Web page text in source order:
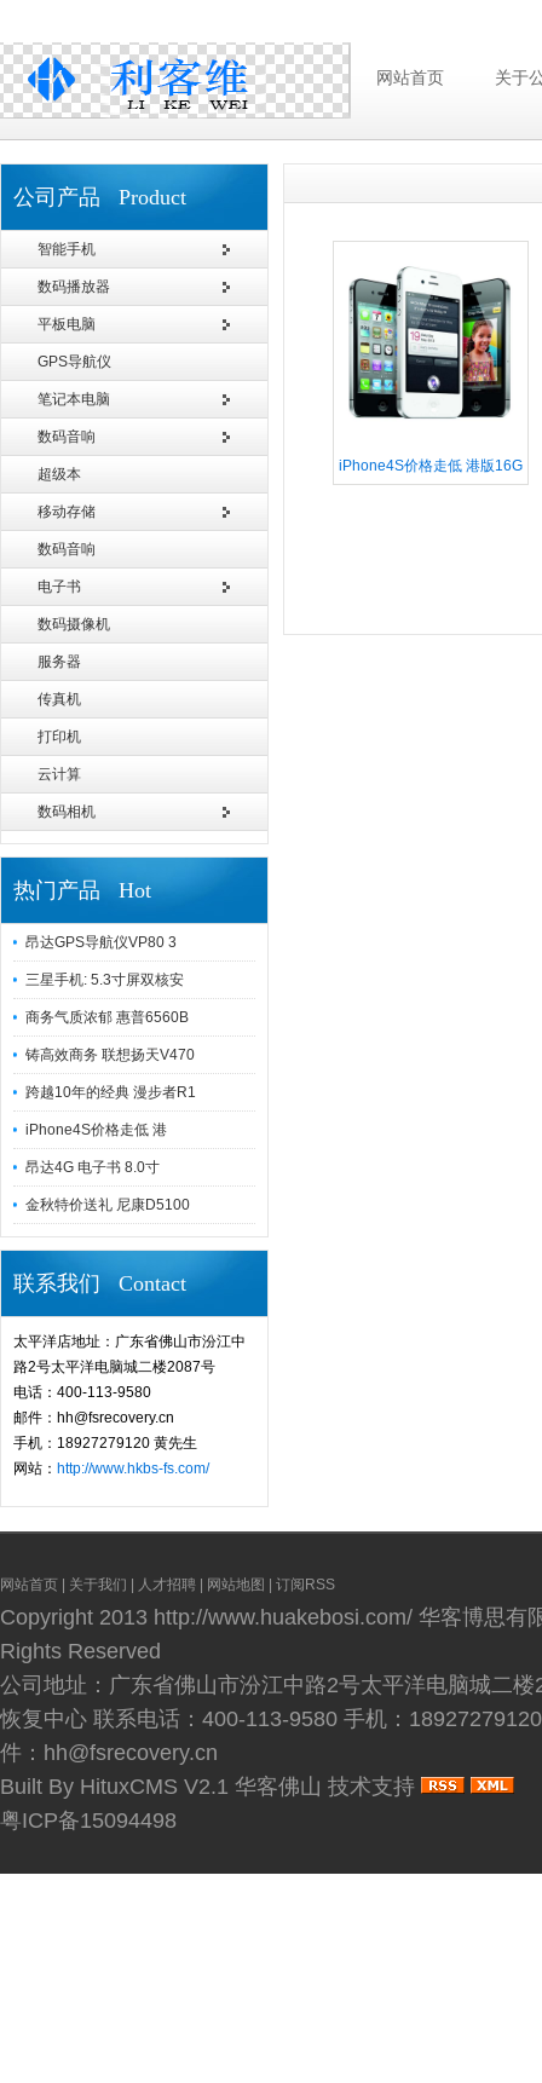
网站首页 关于
公司产品 Product
智能手机
数码播放器
平板电脑
GPS导航仪
笔记本电脑
数码音响
超级本
移动存储
数码音响
电子书
数码摄像机
服务器
传真机
打印机
云计算
数码相机
热门产品 Hot
昂达GPS导航仪VP80 3
三星手机: 5.3寸屏双核安
商务气质浓郁 惠普6560B
铸高效商务 联想扬天V470
跨越10年的经典 漫步者R1
iPhone4S价格走低 港
昂达4G 电子书 8.0寸
金秋特价送礼 尼康D5100
联系我们 Contact
太平洋店地址：广东省佛山市汾江中
路2号太平洋电脑城二楼2087号
电话：400-113-9580
邮件：hh@fsrecovery.cn
手机：18927279120 黄先生
网站： http://www.hkbs-fs.com/
iPhone4S价格走低 港版16G
网站首页 关于我们 人才招聘 网站地图 订阅RSS
Copyright 2013 http://www.huakebosi.com/ 华客博思有
Rights Reserved
公司地址：广东省佛山市汾江中路2号太平洋电脑城二
恢复中心 联系电话：400-113-9580 手机：
件：hh@fsrecovery.cn
Built By HituxCMS V2.1 华客佛山 技术支持
粤ICP备15094498